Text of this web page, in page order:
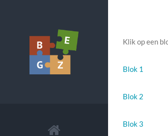
Klik op een
Blok 1
Blok 2
Blok 3